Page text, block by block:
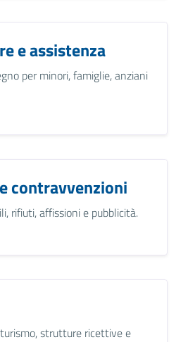
e assistenza
per minori, famiglie, anziani
contravvenzioni
rifiuti, affissioni e pubblicità.
strutture ricettive e